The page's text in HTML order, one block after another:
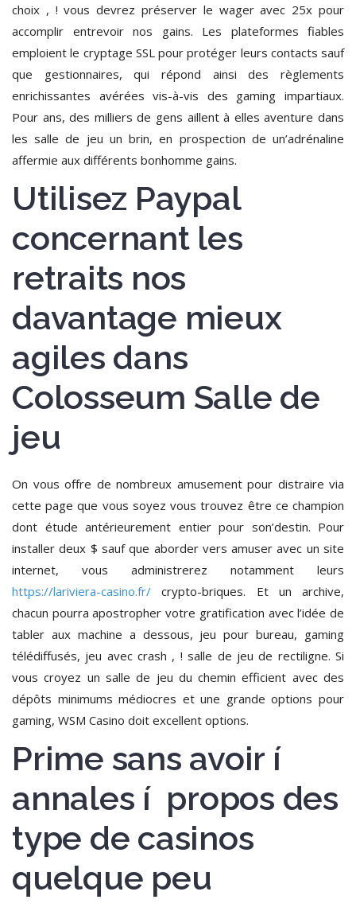
choix , ! vous devrez préserver le wager avec 25x pour
accomplir entrevoir nos gains. Les plateformes fiables
emploient le cryptage SSL pour protéger leurs contacts sauf
que gestionnaires, qui répond ainsi des règlements
enrichissantes avérées vis-à-vis des gaming impartiaux.
Pour ans, des milliers de gens aillent à elles aventure dans
les salle de jeu un brin, en prospection de un’adrénaline
affermie aux différents bonhomme gains.
Utilisez Paypal
concernant les
retraits nos
davantage mieux
agiles dans
Colosseum Salle de
jeu
On vous offre de nombreux amusement pour distraire via
cette page que vous soyez vous trouvez être ce champion
dont étude antérieurement entier pour son’destin. Pour
installer deux $ sauf que aborder vers amuser avec un site
internet, vous administrerez notamment leurs
https://lariviera-casino.fr/ crypto-briques. Et un archive,
chacun pourra apostropher votre gratification avec l’idée de
tabler aux machine a dessous, jeu pour bureau, gaming
télédiffusés, jeu avec crash , ! salle de jeu de rectiligne. Si
vous croyez un salle de jeu du chemin efficient avec des
dépôts minimums médiocres et une grande options pour
gaming, WSM Casino doit excellent options.
Prime sans avoir í
annales í propos des
type de casinos
quelque peu